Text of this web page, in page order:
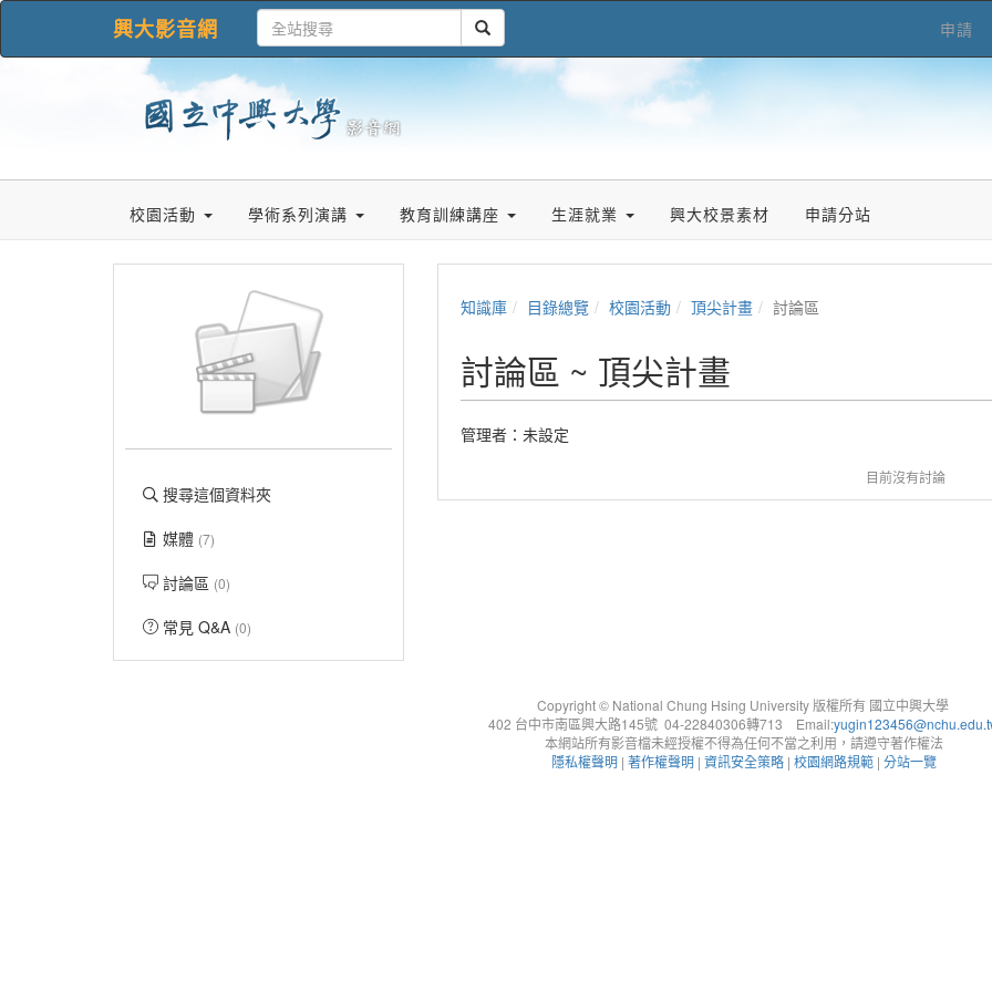
興大影音網 申請
校園活動 學術系列演講 教育訓練講座 生涯就業 興大校景素材 申請分站
搜尋這個資料夾
媒體 (7)
討論區 (0)
常見 Q&A (0)
知識庫 目錄總覽 校園活動 頂尖計畫 討論區
討論區 ~ 頂尖計畫
管理者：未設定
目前沒有討論
Copyright © National Chung Hsing University 版權所有 國立中興大學
402 台中市南區興大路145號 04-22840306轉713 Email:
本網站所有影音檔未經授權不得為任何不當之利用，請遵守著作權法
隱私權聲明 | 著作權聲明 | 資訊安全策略 | 校園網路規範 | 分站一覽